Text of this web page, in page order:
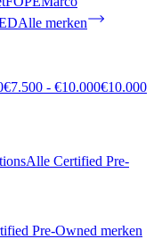
Alle merken
€7.500 - €10.000€10.000
Alle Certified Pre-
Pre-Owned merken